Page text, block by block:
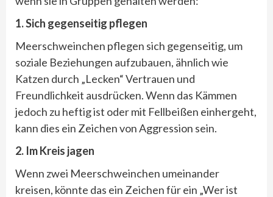
1. Sich gegenseitig pflegen
Meerschweinchen pflegen sich gegenseitig, um
soziale Beziehungen aufzubauen, ähnlich wie
Katzen durch „Lecken“ Vertrauen und
Freundlichkeit ausdrücken. Wenn das Kämmen
jedoch zu heftig ist oder mit Fellbeißen einhergeht,
kann dies ein Zeichen von Aggression sein.
2. Im Kreis jagen
Wenn zwei Meerschweinchen umeinander
kreisen, könnte das ein Zeichen für ein „Wer ist